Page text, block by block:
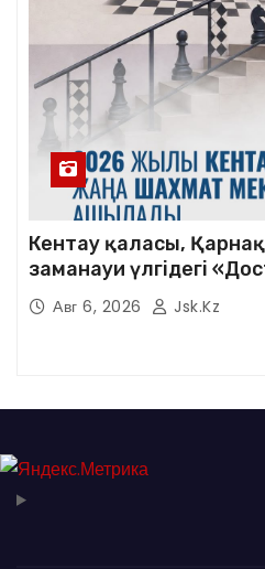
Кентау қаласы,
заманауи үлгідегі
Авг 6, 2026 Jsk.kz